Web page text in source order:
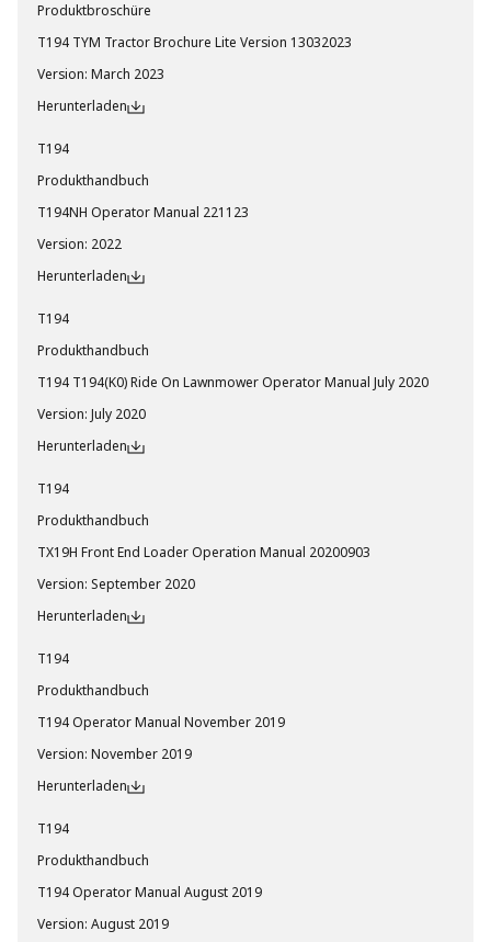
Produktbroschüre
T194 TYM Tractor Brochure Lite Version 13032023
Version: March 2023
Herunterladen
T194
Produkthandbuch
T194NH Operator Manual 221123
Version: 2022
Herunterladen
T194
Produkthandbuch
T194 T194(K0) Ride On Lawnmower Operator Manual July 2020
Version: July 2020
Herunterladen
T194
Produkthandbuch
TX19H Front End Loader Operation Manual 20200903
Version: September 2020
Herunterladen
T194
Produkthandbuch
T194 Operator Manual November 2019
Version: November 2019
Herunterladen
T194
Produkthandbuch
T194 Operator Manual August 2019
Version: August 2019